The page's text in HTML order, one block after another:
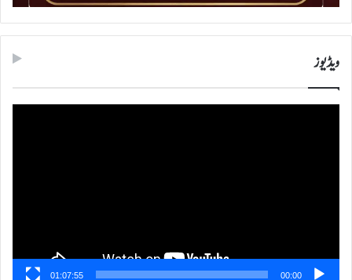
ویڈیوز
00:00
01:07:55